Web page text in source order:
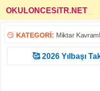
OKULONCESiTR.NET
😏 KATEGORİ: Miktar
🥰 2026 Yılbaşı